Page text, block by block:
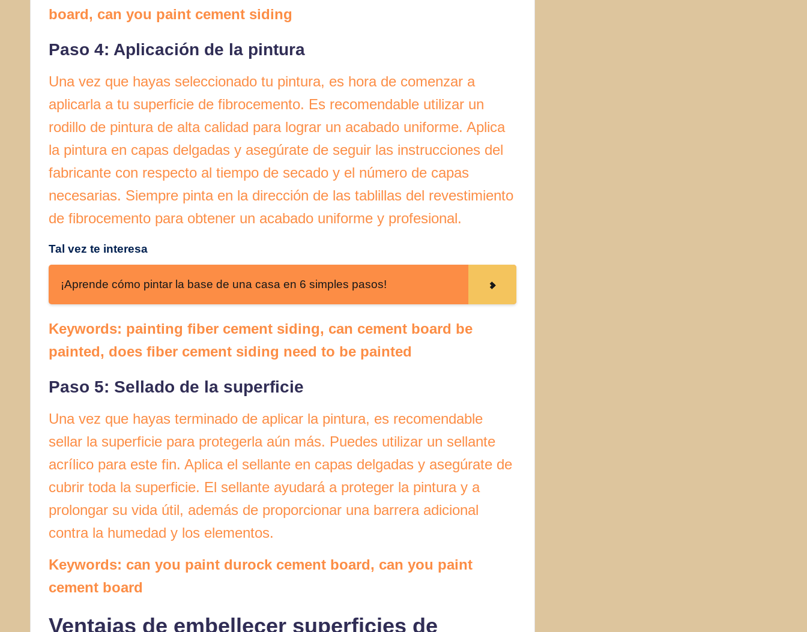
board, can you paint cement siding
Paso 4: Aplicación de la pintura
Una vez que hayas seleccionado tu pintura, es hora de comenzar a
aplicarla a tu superficie de fibrocemento. Es recomendable utilizar un
rodillo de pintura de alta calidad para lograr un acabado uniforme. Aplica
la pintura en capas delgadas y asegúrate de seguir las instrucciones del
fabricante con respecto al tiempo de secado y el número de capas
necesarias. Siempre pinta en la dirección de las tablillas del revestimiento
de fibrocemento para obtener un acabado uniforme y profesional.
Tal vez te interesa
¡Aprende cómo pintar la base de una casa en 6 simples pasos!
Keywords: painting fiber cement siding, can cement board be
painted, does fiber cement siding need to be painted
Paso 5: Sellado de la superficie
Una vez que hayas terminado de aplicar la pintura, es recomendable
sellar la superficie para protegerla aún más. Puedes utilizar un sellante
acrílico para este fin. Aplica el sellante en capas delgadas y asegúrate de
cubrir toda la superficie. El sellante ayudará a proteger la pintura y a
prolongar su vida útil, además de proporcionar una barrera adicional
contra la humedad y los elementos.
Keywords: can you paint durock cement board, can you paint
cement board
Ventajas de embellecer superficies de